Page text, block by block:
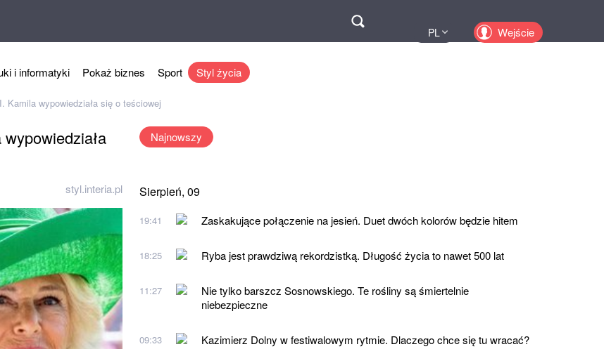
PL Wejście
i informatyki Pokaż biznes Sport Styl życia
wypowiedziała się o teściowej
styl.interia.pl
Najnowszy
Sierpień, 09
19:41 Zaskakujące połączenie na jesień. Duet dwóch kolorów będzie hitem
18:25 Ryba jest prawdziwą rekordzistką. Długość życia to nawet 500 lat
11:27
Nie tylko barszcz Sosnowskiego. Te rośliny są śmiertelnie
niebezpieczne
09:33 Kazimierz Dolny w festiwalowym rytmie. Dlaczego chce się tu wracać?